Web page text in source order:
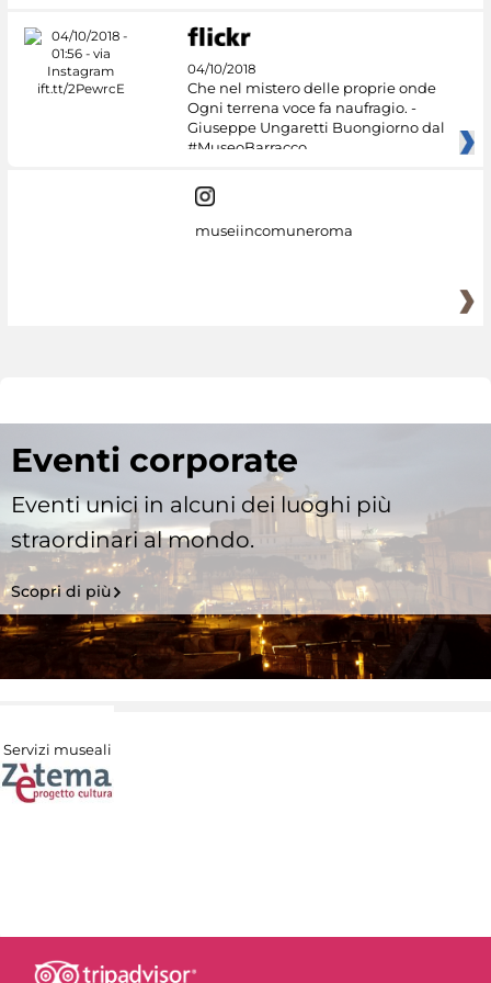
04/10/2018
Che nel mistero delle proprie onde
Ogni terrena voce fa naufragio. -
Giuseppe Ungaretti Buongiorno dal
#MuseoBarracco
museiincomuneroma
Eventi corporate
Eventi unici in alcuni dei luoghi più
straordinari al mondo.
Scopri di più
Servizi museali